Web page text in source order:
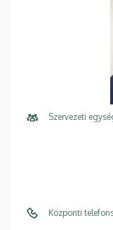
Szervezeti
Központi